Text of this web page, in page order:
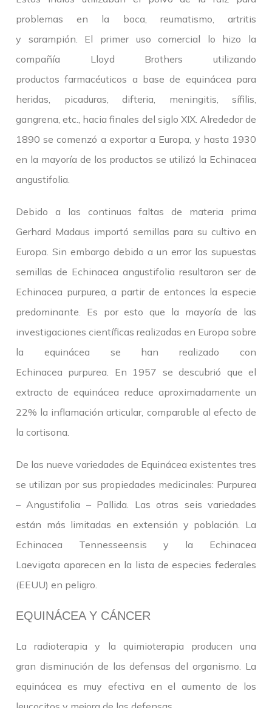
problemas en la boca, reumatismo, artritis
y sarampión. El primer uso comercial lo hizo la
compañía Lloyd Brothers utilizando
productos farmacéuticos a base de equinácea para
heridas, picaduras, difteria, meningitis, sífilis,
gangrena, etc., hacia finales del siglo XIX. Alrededor de
1890 se comenzó a exportar a Europa, y hasta 1930
en la mayoría de los productos se utilizó la Echinacea
angustifolia.
Debido a las continuas faltas de materia prima
Gerhard Madaus importó semillas para su cultivo en
Europa. Sin embargo debido a un error las supuestas
semillas de Echinacea angustifolia resultaron ser de
Echinacea purpurea, a partir de entonces la especie
predominante. Es por esto que la mayoría de las
investigaciones científicas realizadas en Europa sobre
la equinácea se han realizado con
Echinacea purpurea. En 1957 se descubrió que el
extracto de equinácea reduce aproximadamente un
22% la inflamación articular, comparable al efecto de
la cortisona.
De las nueve variedades de Equinácea existentes tres
se utilizan por sus propiedades medicinales: Purpurea
– Angustifolia – Pallida. Las otras seis variedades
están más limitadas en extensión y población. La
Echinacea Tennesseensis y la Echinacea
Laevigata aparecen en la lista de especies federales
(EEUU) en peligro.
EQUINÁCEA Y CÁNCER
La radioterapia y la quimioterapia producen una
gran disminución de las defensas del organismo. La
equinácea es muy efectiva en el aumento de los